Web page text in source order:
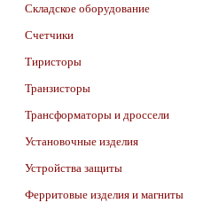
Складское оборудование
Счетчики
Тиристоры
Транзисторы
Трансформаторы и дроссели
Установочные изделия
Устройства защиты
Ферритовые изделия и магниты